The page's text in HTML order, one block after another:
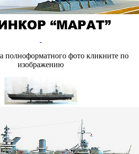
полноформатного фото кликните по
изображению